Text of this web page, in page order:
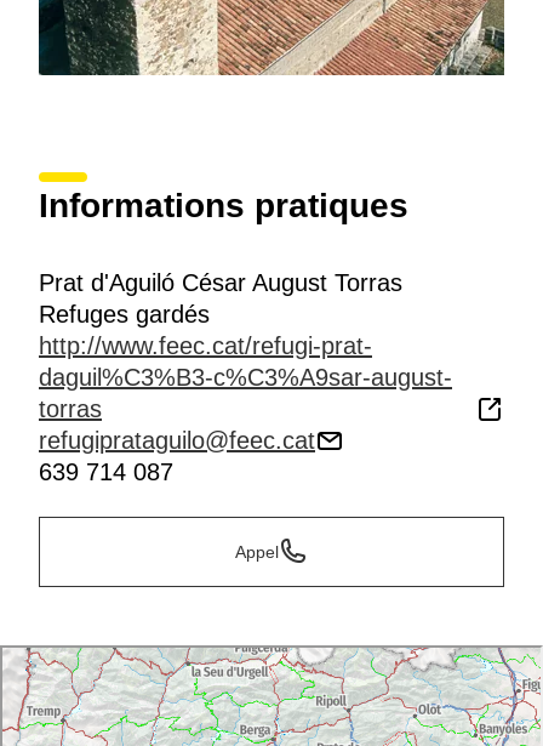
Informations pratiques
Prat d'Aguiló César August Torras
Refuges gardés
http://www.feec.cat/refugi-prat-
daguil%C3%B3-c%C3%A9sar-august-
torras
refugiprataguilo@feec.cat
639 714 087
Appel